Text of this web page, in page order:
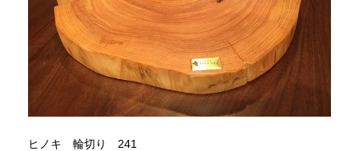
ヒノキ 輪切り 241